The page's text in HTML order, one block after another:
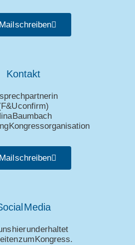
schreiben
Kontakt
F&U confirm)
Baumbach
Kongressorganisation
schreiben
Media
hier und erhaltet
zum Kongress.